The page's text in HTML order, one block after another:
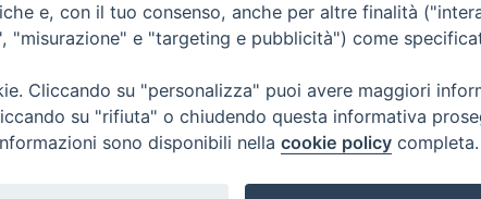
e, con il tuo consenso, anche per altre finalità
"misurazione" e "targeting e pubblicità") come
Cliccando su "personalizza" puoi avere maggiori
su "rifiuta" o chiudendo questa informativa
sono disponibili nella cookie policy completa.